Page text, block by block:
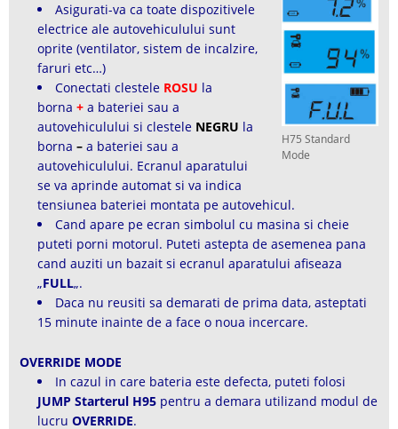
H75 Standard
Mode
Asigurati-va ca toate dispozitivele
electrice ale autovehiculului sunt
oprite (ventilator, sistem de incalzire,
faruri etc…)
Conectati clestele ROSU la
borna + a bateriei sau a
autovehiculului si clestele NEGRU la
borna – a bateriei sau a
autovehiculului. Ecranul aparatului
se va aprinde automat si va indica
tensiunea bateriei montata pe autovehicul.
Cand apare pe ecran simbolul cu masina si cheie
puteti porni motorul. Puteti astepta de asemenea pana
cand auziti un bazait si ecranul aparatului afiseaza
„FULL„.
Daca nu reusiti sa demarati de prima data, asteptati
15 minute inainte de a face o noua incercare.
OVERRIDE MODE
In cazul in care bateria este defecta, puteti folosi
JUMP Starterul H95 pentru a demara utilizand modul de
lucru OVERRIDE.